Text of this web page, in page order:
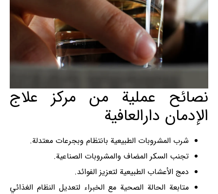
نصائح عملية من مركز علاج
الإدمان دارالعافية
شرب المشروبات الطبيعية بانتظام وبجرعات معتدلة.
تجنب السكر المضاف والمشروبات الصناعية.
دمج الأعشاب الطبيعية لتعزيز الفوائد.
متابعة الحالة الصحية مع الخبراء لتعديل النظام الغذائي